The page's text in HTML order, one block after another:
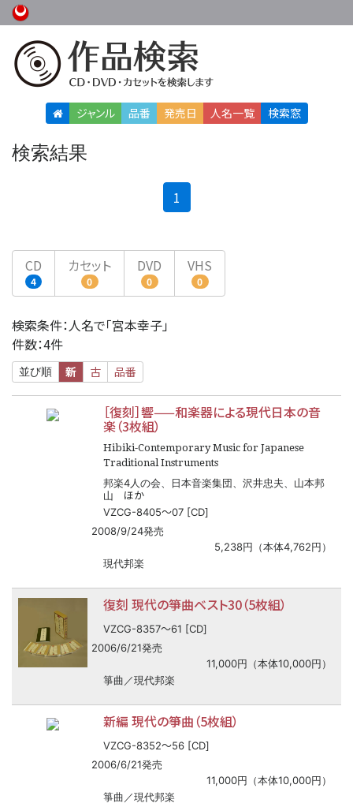
ジャンル 品番 発売日 人名一覧 検索窓
検索結果
1
CD
4
カセット
0
DVD
0
VHS
0
検索条件：人名で「宮本幸子」
件数：4件
並び順 新 古 品番
［復刻］響——和楽器による現代日本の音
楽（3枚組）
Hibiki-Contemporary Music for Japanese
Traditional Instruments
邦楽4人の会、日本音楽集団、沢井忠夫、山本邦
山 ほか
VZCG-8405〜07 [CD]
2008/9/24発売
5,238円（本体4,762円）
現代邦楽
復刻 現代の箏曲ベスト30（5枚組）
VZCG-8357〜61 [CD]
2006/6/21発売
11,000円（本体10,000円）
箏曲／現代邦楽
新編 現代の箏曲（5枚組）
VZCG-8352〜56 [CD]
2006/6/21発売
11,000円（本体10,000円）
箏曲／現代邦楽